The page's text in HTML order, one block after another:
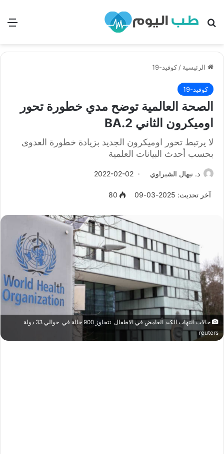
بحث
الرئيسية / كوفيد-19
كوفيد-19
الصحة العالمية توضح مدي خطورة تحور
اوميكرون الثاني BA.2
لا يرتبط تحور اوميكرون الجديد بزيادة خطورة العدوى
بحسب أحدث البيانات العلمية
د. نيهال الشبراوي 2022-02-02
آخر تحديث: 2025-03-09 80
حالات التهاب الكبد الغامض في الاطفال تتجاوز 900 حالة في حوالي 33 دولة
reuters